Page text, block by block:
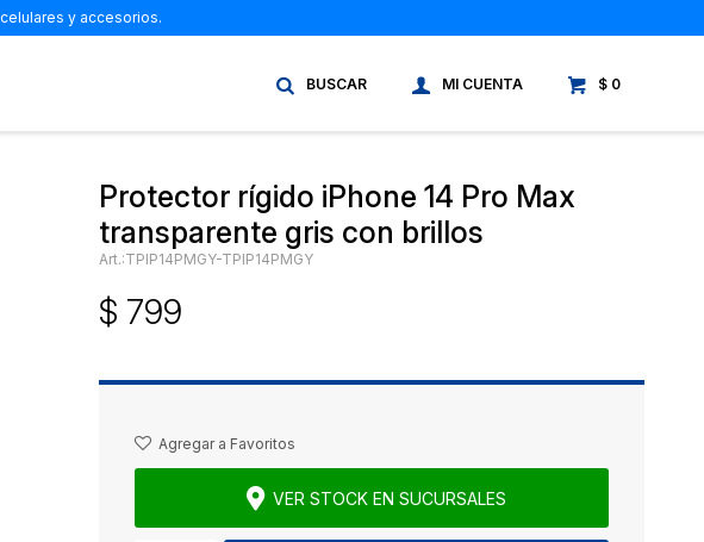
$ 0
y accesorios.
Protector rígido iPhone 14 Pro Max
transparente gris con brillos
TPIP14PMGY-TPIP14PMGY
$ 799
VER STOCK EN SUCURSALES